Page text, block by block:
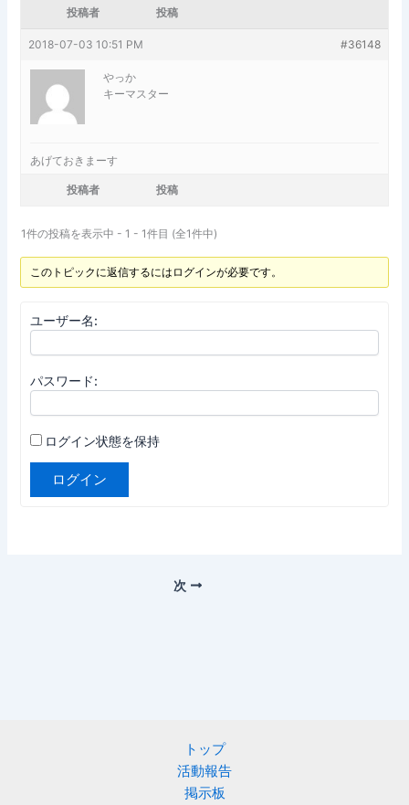
投稿者 投稿
2018-07-03 10:51 PM #36148
やっか
キーマスター
あげておきまーす
投稿者 投稿
1件の投稿を表示中 - 1 - 1件目 (全1件中)
このトピックに返信するにはログインが必要です。
ユーザー名:
パスワード:
ログイン状態を保持
ログイン
次
トップ
活動報告
掲示板